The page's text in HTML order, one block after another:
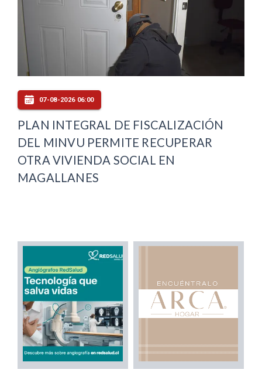
07-08-2026 06:00
PLAN INTEGRAL DE FISCALIZACIÓN
DEL MINVU PERMITE RECUPERAR
OTRA VIVIENDA SOCIAL EN
MAGALLANES